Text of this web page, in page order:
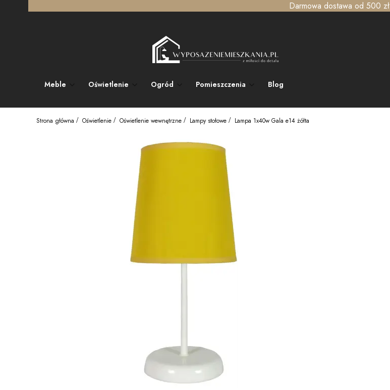
Darmowa dostawa od 500 zł
Meble Oświetlenie Ogród Pomieszczenia Blog
Strona główna Oświetlenie Oświetlenie wewnętrzne Lampy stołowe Lampa 1x40w Gala e14 żółta